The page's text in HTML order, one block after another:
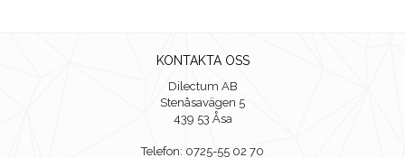
KONTAKTA OSS
Dilectum AB
Stenåsavägen 5
439 53 Åsa
Telefon: 0725-55 02 70